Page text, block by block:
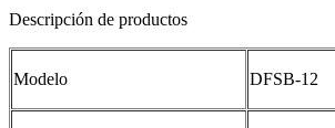
Descripción de productos
Modelo DFSB-12